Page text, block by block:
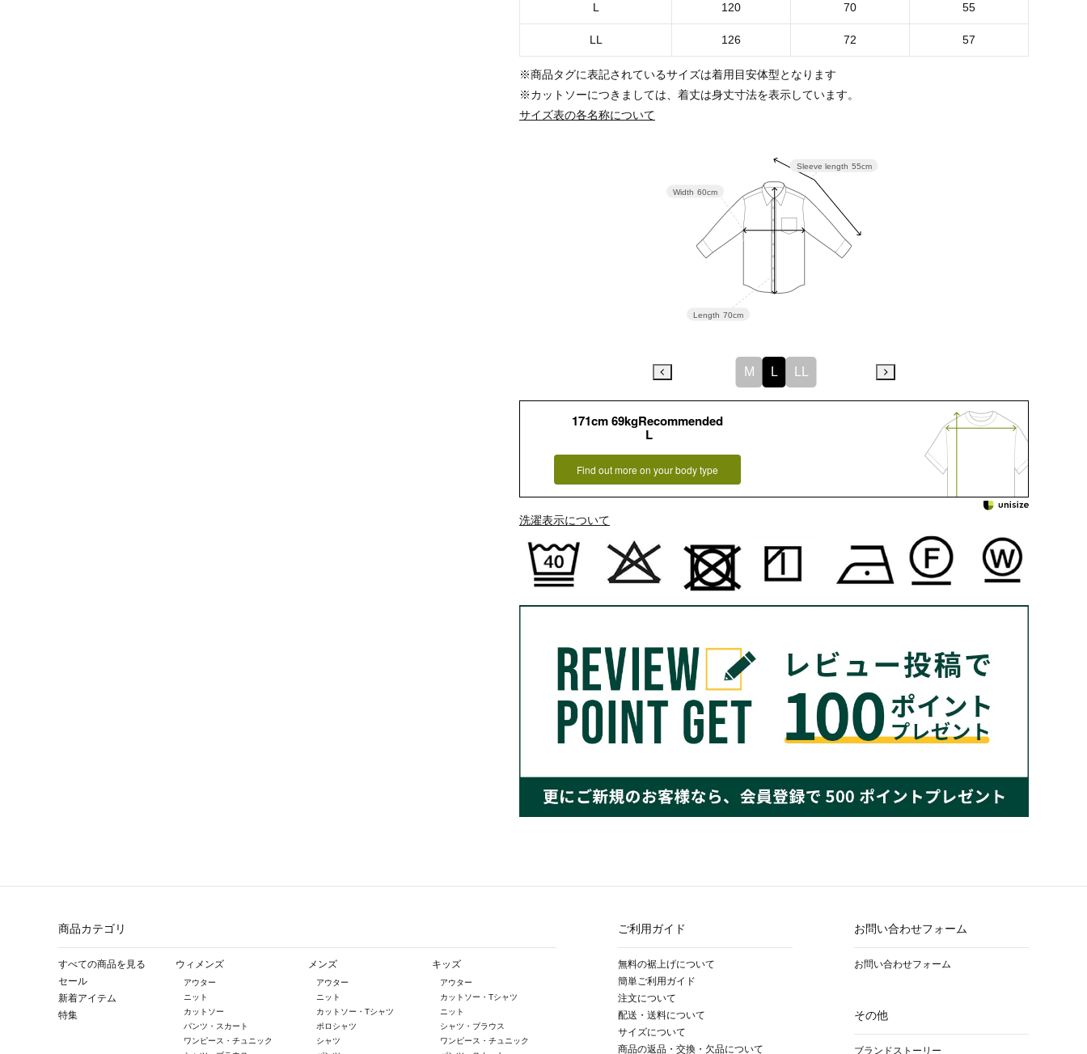
L 120 70 55
LL 126 72 57
※商品タグに表記されているサイズは着用目安体型となります
※カットソーにつきましては、着丈は身丈寸法を表示しています。
サイズ表の各名称について
Sleeve length 55cm
Length 70cm
Width 60cm
M L
171cm 69kgRecommended
L
Find out more on your body type
洗濯表示について
商品カテゴリ
すべての商品を見る
セール
新着アイテム
特集
ウィメンズ
アウター
ニット
カットソー
パンツ・スカート
ワンピース・チュニック
メンズ
アウター
ニット
カットソー・Tシャツ
ポロシャツ
シャツ
キッズ
アウター
カットソー・Tシャツ
ニット
シャツ・ブラウス
ワンピース・チュニック
ご利用ガイド
無料の裾上げについて
簡単ご利用ガイド
注文について
配送・送料について
サイズについて
商品の返品・交換・欠品について
お問い合わせフォーム
お問い合わせフォーム
その他
ブランドストーリー